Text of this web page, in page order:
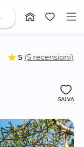
5 (5 recensioni)
SALVA